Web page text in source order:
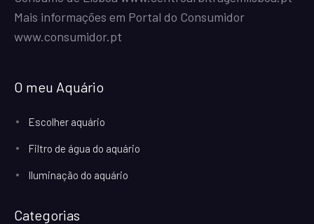
Mais informações em Portal do Consumidor
www.consumidor.pt
O meu Aquário
Escolher aquário
Filtro de água do aquário
Iluminação do aquário
Categorias